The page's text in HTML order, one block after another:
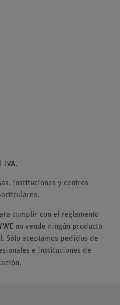
IVA.
instituciones y centros
cumplir con el reglamento
no vende ningún producto
Sólo aceptamos pedidos de
e instituciones de